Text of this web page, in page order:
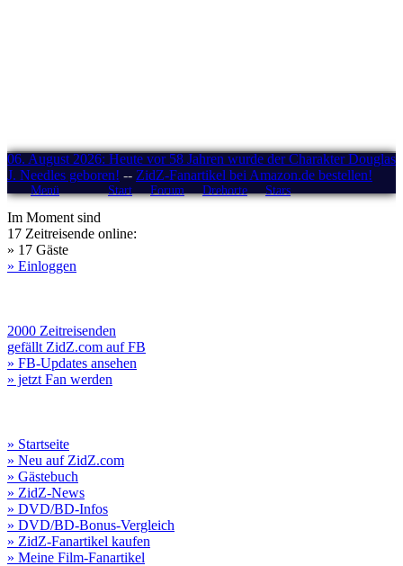
06. August 2026: Heute vor 58 Jahren wurde der Charakter Douglas
J. Needles geboren! -- ZidZ-Fanartikel bei Amazon.de bestellen!
Menü Start Forum Drehorte Stars
Im Moment sind
17 Zeitreisende online:
» 17 Gäste
» Einloggen
2000 Zeitreisenden
gefällt ZidZ.com auf FB
» FB-Updates ansehen
» jetzt Fan werden
» Startseite
» Neu auf ZidZ.com
» Gästebuch
» ZidZ-News
» DVD/BD-Infos
» DVD/BD-Bonus-Vergleich
» ZidZ-Fanartikel kaufen
» Meine Film-Fanartikel